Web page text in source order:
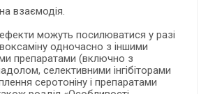
взаємодія.
ефекти можуть посилюватися у разі
одночасно з іншими
препаратами (включно з
селективними інгібіторами
серотоніну і препаратами